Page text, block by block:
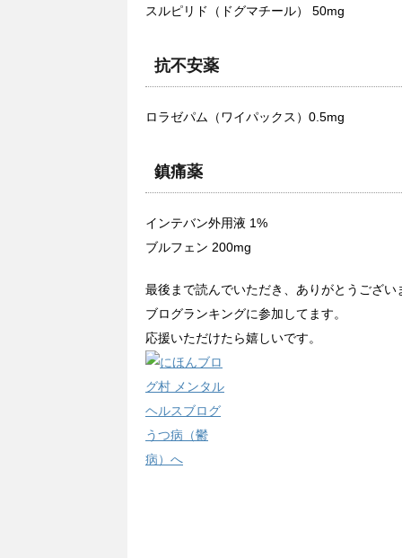
スルピリド（ドグマチール） 50mg
抗不安薬
ロラゼパム（ワイパックス）0.5mg
鎮痛薬
インテバン外用液 1%
ブルフェン 200mg
最後まで読んでいただき、ありがとうござい
ブログランキングに参加してます。
応援いただけたら嬉しいです。